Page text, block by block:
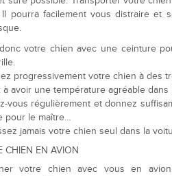
Il pourra facilement vous distraire et
votre chien avec une ceinture
progressivement votre chien à des
à avoir une température agréable dans
vous régulièrement et donnez
pour le maître…
jamais votre chien seul dans la
CHIEN EN AVION
votre chien avec vous en